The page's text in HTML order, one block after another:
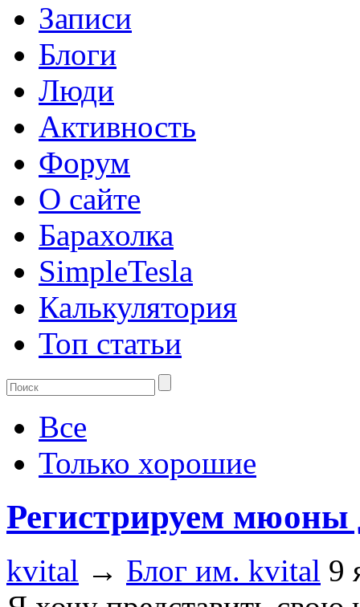
Записи
Блоги
Люди
Активность
Форум
О сайте
Барахолка
SimpleTesla
Калькулятория
Топ статьи
Все
Только хорошие
Регистрируем мюоны
kvital → Блог им. kvital 9